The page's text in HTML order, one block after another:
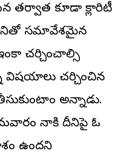
తర్వాత కూడా క్లారిటీ
సమావేశమైన
చర్చించాల్సి
విషయాలు చర్చించిన
అన్నాడు.
నాటికి దీనిపై ఓ
ఉందని